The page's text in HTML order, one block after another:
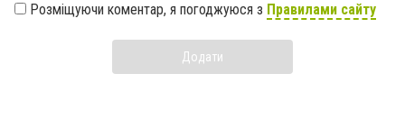
Розміщуючи коментар, я погоджуюся з Правилами сайту
Додати